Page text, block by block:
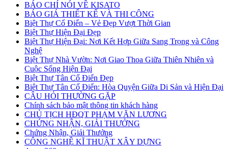
BÁO CHÍ NÓI VỀ KISATO
BÁO GIÁ THIẾT KẾ VÀ THI CÔNG
Biệt Thự Cổ Điển – Vẻ Đẹp Vượt Thời Gian
Biệt Thự Hiện Đại Đẹp
Biệt Thự Hiện Đại: Nơi Kết Hợp Giữa Sang Trọng và Công
Nghệ
Biệt Thự Nhà Vườn: Nơi Giao Thoa Giữa Thiên Nhiên và
Cuộc Sống Hiện Đại
Biệt Thự Tân Cổ Điển Đẹp
Biệt Thự Tân Cổ Điển: Hòa Quyện Giữa Di Sản và Hiện Đại
CÂU HỎI THƯỜNG GẶP
Chính sách bảo mật thông tin khách hàng
CHỦ TỊCH HĐQT PHẠM VĂN LƯƠNG
CHỨNG NHẬN, GIẢI THƯỞNG
Chứng Nhận, Giải Thưởng
CÔNG NGHỆ KĨ THUẬT XÂY DỰNG